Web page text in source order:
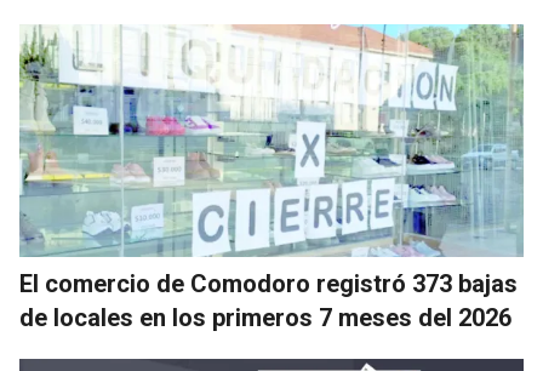
El comercio de Comodoro registró 373 bajas
de locales en los primeros 7 meses del 2026